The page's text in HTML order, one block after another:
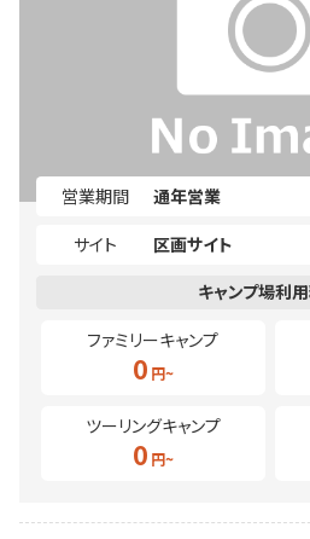
営業期間
通年営業
サイト
区画サイト
ファミリーキャンプ
0
ツーリングキャンプ
0